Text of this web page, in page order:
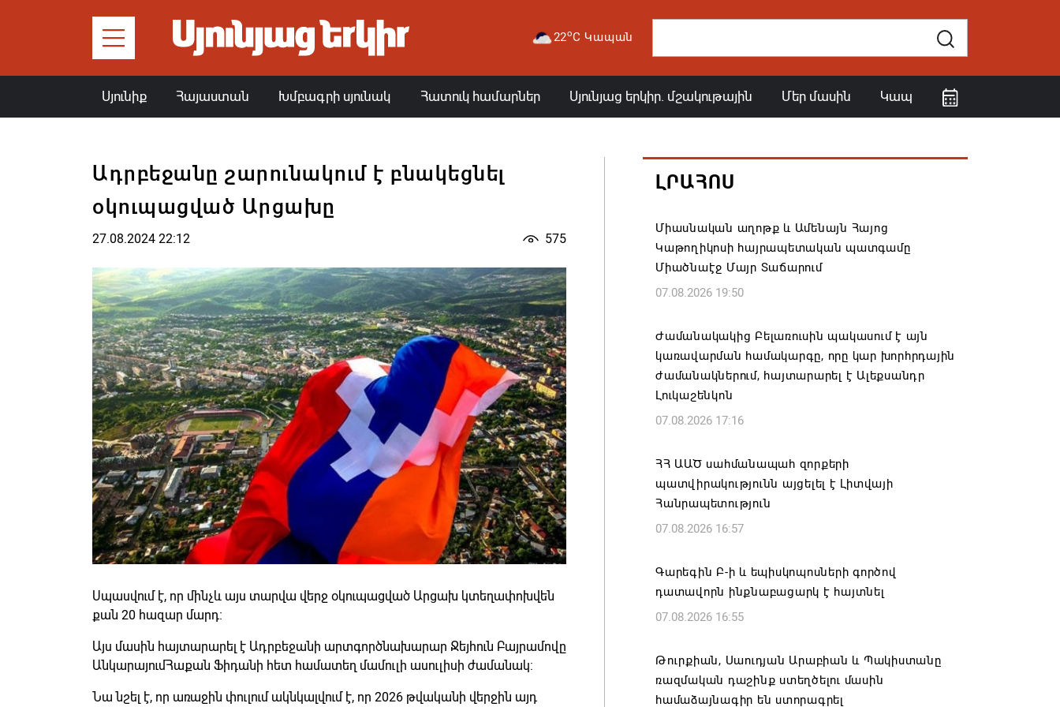
22oC Կապան
Սյունիք Հայաստան Խմբագրի սյունակ Հատուկ համարներ Սյունյաց երկիր. մշակութային Մեր մասին Կապ
Ադրբեջանը շարունակում է բնակեցնել
օկուպացված Արցախը
27.08.2024 22:12 575
Սպասվում է, որ մինչև այս տարվա վերջ օկուպացված Արցախ կտեղափոխվեն
քան 20 հազար մարդ։
Այս մասին հայտարարել է Ադրբեջանի արտգործնախարար Ջեյհուն Բայրամովը
ԱնկարայումՀաքան Ֆիդանի հետ համատեղ մամուլի ասուլիսի ժամանակ:
Նա նշել է, որ առաջին փուլում ակնկալվում է, որ 2026 թվականի վերջին այդ
ԼՐԱՀՈՍ
Միասնական աղոթք և Ամենայն Հայոց
Կաթողիկոսի հայրապետական պատգամը
Միածնաէջ Մայր Տաճարում
07.08.2026 19:50
Ժամանակակից Բելառուսին պակասում է այն
կառավարման համակարգը, որը կար խորհրդային
ժամանակներում, հայտարարել է Ալեքսանդր
Լուկաշենկոն
07.08.2026 17:16
ՀՀ ԱԱԾ սահմանապահ զորքերի
պատվիրակությունն այցելել է Լիտվայի
Հանրապետություն
07.08.2026 16:57
Գարեգին Բ-ի և եպիսկոպոսների գործով
դատավորն ինքնաբացարկ է հայտնել
07.08.2026 16:55
Թուրքիան, Սաուդյան Արաբիան և Պակիստանը
ռազմական դաշինք ստեղծելու մասին
համաձայնագիր են ստորագրել